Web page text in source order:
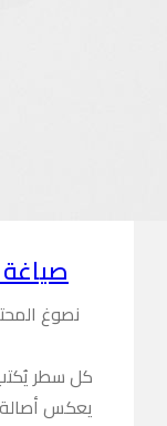
نصوغ
كل سطر
يعكس